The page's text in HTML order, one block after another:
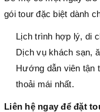
gói tour đặc biệt dành
Lịch trình hợp lý, di
Dịch vụ khách sạn,
Hướng dẫn viên tận
thoải mái nhất.
Liên hệ ngay để đặt